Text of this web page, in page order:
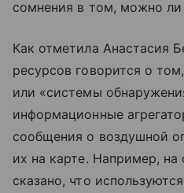
сомнения в том, можно
Как отметила Анастасия
ресурсов говорится о
или «системы
информационные
сообщения о воздушной
их на карте. Например, на
сказано, что